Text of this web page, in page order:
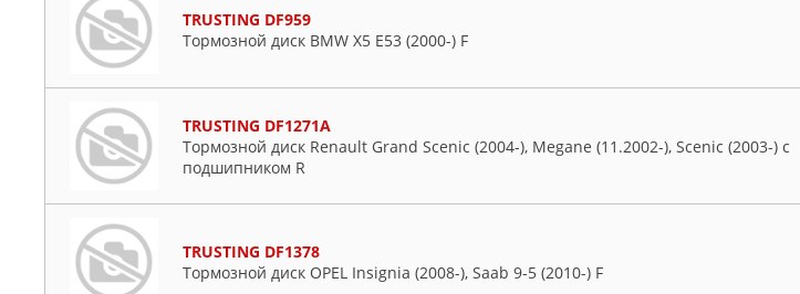
TRUSTING DF959
Тормозной диск BMW X5 E53 (2000-) F
TRUSTING DF1271A
Тормозной диск Renault Grand Scenic (2004-), Megane (11.2002-), Scenic (2003-) с
подшипником R
TRUSTING DF1378
Тормозной диск OPEL Insignia (2008-), Saab 9-5 (2010-) F